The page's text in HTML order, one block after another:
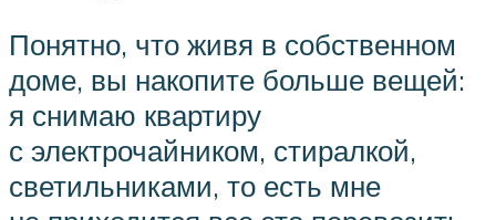
Понятно, что живя в собственном
доме, вы накопите больше вещей:
я снимаю квартиру
с электрочайником, стиралкой,
светильниками, то есть мне